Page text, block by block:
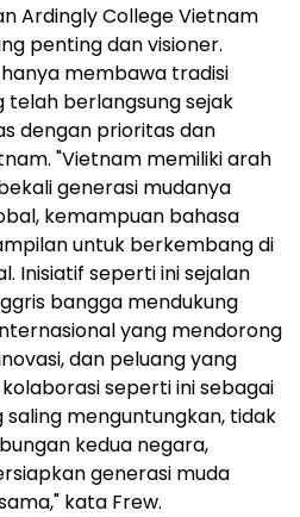
Ardingly College Vietnam
penting dan visioner.
membawa tradisi
telah berlangsung sejak
dengan prioritas dan
"Vietnam memiliki arah
generasi mudanya
kemampuan bahasa
untuk berkembang di
Inisiatif seperti ini sejalan
bangga mendukung
yang mendorong
dan peluang yang
seperti ini sebagai
menguntungkan, tidak
kedua negara,
generasi muda
kata Frew.